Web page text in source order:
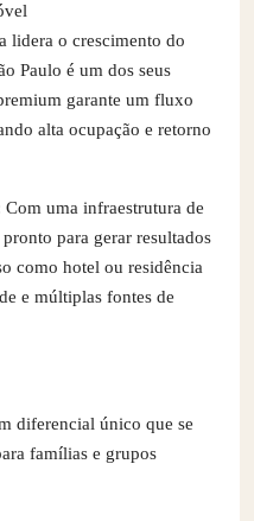
lidera o crescimento do
Paulo é um dos seus
garante um fluxo
alta ocupação e retorno
uma infraestrutura de
para gerar resultados
como hotel ou residência
e múltiplas fontes de
diferencial único que se
famílias e grupos